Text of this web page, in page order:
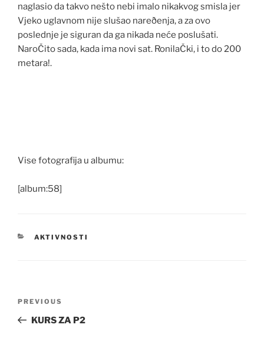
naglasio da takvo nešto nebi imalo nikakvog smisla jer
Vjeko uglavnom nije slušao nareðenja, a za ovo
poslednje je siguran da ga nikada neće poslušati.
NaroČito sada, kada ima novi sat. RonilaČki, i to do 200
metara!.
Vise fotografija u albumu:
[album:58]
CATEGORIES
AKTIVNOSTI
Previous
Post
PREVIOUS
KURS ZA P2